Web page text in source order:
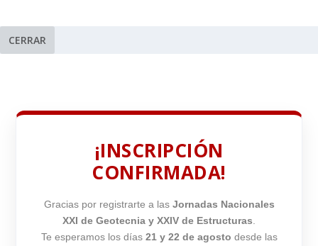
CERRAR
¡INSCRIPCIÓN
CONFIRMADA!
Gracias por registrarte a las Jornadas Nacionales
XXI de Geotecnia y XXIV de Estructuras
Te esperamos los días 21 y 22 de agosto desde las